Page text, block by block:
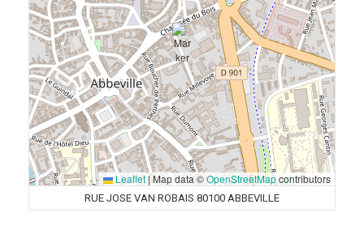
Leaflet |Map data ©OpenStreetMapcontributors
RUE JOSE VAN ROBAIS 80100 ABBEVILLE